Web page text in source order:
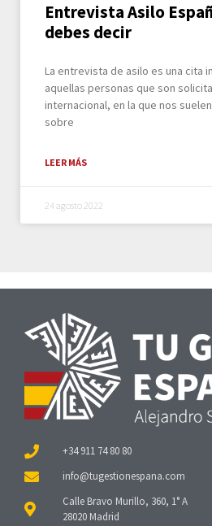
Entrevista Asilo
debes decir
La entrevista de asilo es una cita
aquellas personas que son
internacional, en la que nos
sobre
LEER MÁS
24 agosto 2022
+34 911 74 80 80
Calle Bravo Murillo, 360, 1° A
28020 Madrid